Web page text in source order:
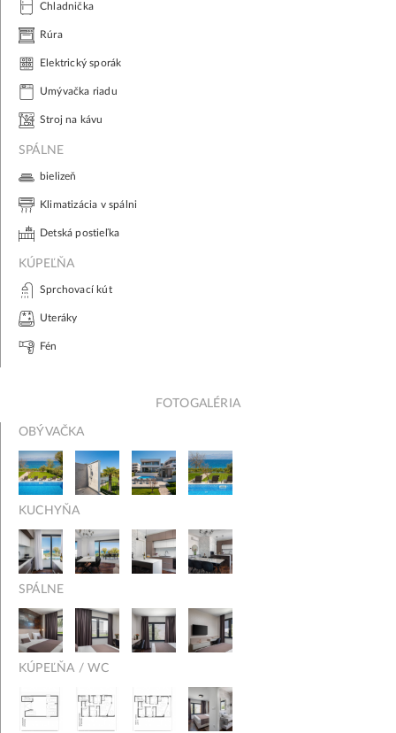
Chladnička
Rúra
Elektrický sporák
Umývačka riadu
Stroj na kávu
SPÁLNE
bielizeň
Klimatizácia v spálni
Detská postieľka
KÚPEĽŇA
Sprchovací kút
Uteráky
Fén
FOTOGALÉRIA
OBÝVAČKA
KUCHYŇA
SPÁLNE
KÚPEĽŇA / WC